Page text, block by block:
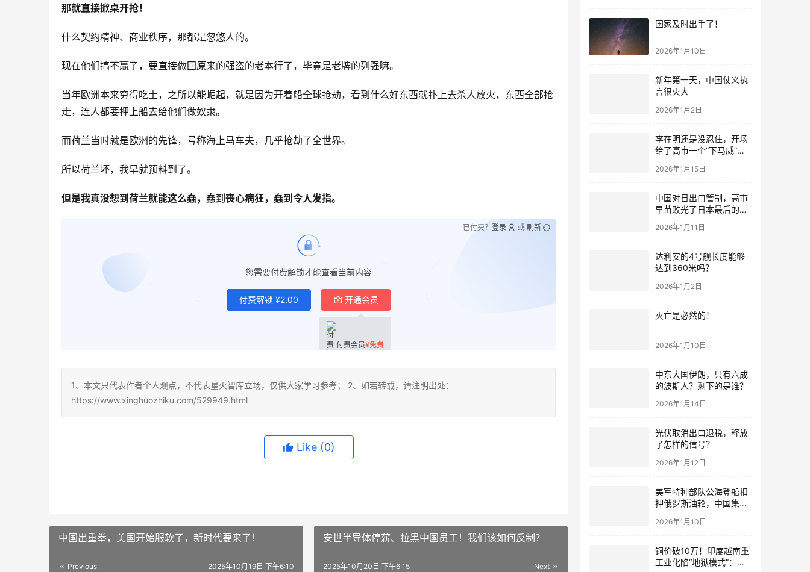
那就直接掀桌开抢！
什么契约精神、商业秩序，那都是忽悠人的。
现在他们搞不赢了，要直接做回原来的强盗的老本行了，毕竟是老牌的列强嘛。
当年欧洲本来穷得吃土，之所以能崛起，就是因为开着船全球抢劫，看到什么好东西就扑上去杀人放火，东西全部抢
走，连人都要押上船去给他们做奴隶。
而荷兰当时就是欧洲的先锋，号称海上马车夫，几乎抢劫了全世界。
所以荷兰坏，我早就预料到了。
但是我真没想到荷兰就能这么蠢，蠢到丧心病狂，蠢到令人发指。
您需要付费解锁才能查看当前内容
付费解锁 ¥2.00 开通会员
付费会员¥免费
已付费？ 登录 或 刷新
1、本文只代表作者个人观点，不代表星火智库立场，仅供大家学习参考； 2、如若转载，请注明出处：
https://www.xinghuozhiku.com/529949.html
Like (0)
中国出重拳，美国开始服软了，新时代要来了！
Previous 2025年10月19日 下午6:10
安世半导体停薪、拉黑中国员工！我们该如何反制？
Next
2025年10月20日 下午6:15
国家及时出手了！
2026年1月10日
新年第一天，中国仗义执
言很火大
2026年1月2日
李在明还是没忍住，开场
给了高市一个“下马威”，
2026年1月15日
中国对日出口管制，高市
早苗败光了日本最后的国
2026年1月11日
达利安的4号舰长度能够
达到360米吗？
2026年1月2日
灭亡是必然的！
2026年1月10日
中东大国伊朗，只有六成
的波斯人？剩下的是谁？
2026年1月14日
光伏取消出口退税，释放
了怎样的信号？
2026年1月12日
美军特种部队公海登船扣
押俄罗斯油轮，中国集装
2026年1月10日
铜价破10万！印度越南重
工业化陷“地狱模式”：中